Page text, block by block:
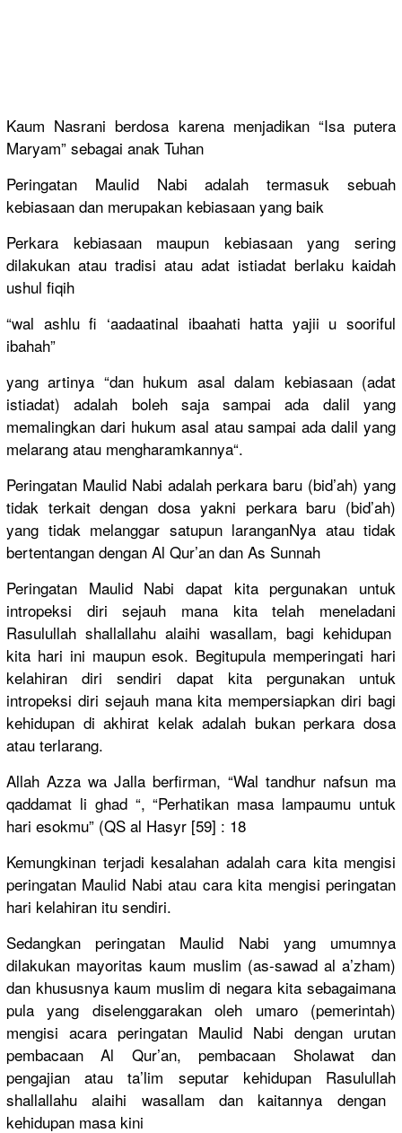
Kaum Nasrani berdosa karena menjadikan“Isa putera
Maryam” sebagai anak Tuhan
Peringatan Maulid Nabi adalah termasuk sebuah
kebiasaan dan merupakan kebiasaan yang baik
Perkara kebiasaan maupun kebiasaan yang sering
dilakukan atau tradisi atau adat istiadat berlaku kaidah
ushul fiqih
“wal ashlu fi ‘aadaatinal ibaahati hatta yajii u sooriful
ibahah”
yang artinya “dan hukum asal dalam kebiasaan (adat
istiadat) adalah boleh saja sampai ada dalil yang
memalingkan dari hukum asal atau sampai ada dalil yang
melarang atau mengharamkannya“.
Peringatan Maulid Nabi adalah perkara baru (bid’ah) yang
tidak terkait dengan dosa yakni perkara baru (bid’ah)
yang tidak melanggar satupun laranganNya atau tidak
bertentangan dengan Al Qur’an dan As Sunnah
Peringatan Maulid Nabi dapat kita pergunakan untuk
intropeksi diri sejauh mana kita telah meneladani
Rasulullah shallallahu alaihi wasallam, bagi kehidupan
kita hari ini maupun esok. Begitupula memperingati hari
kelahiran diri sendiri dapat kita pergunakanuntuk
intropeksi diri sejauh mana kita mempersiapkan diri bagi
kehidupan di akhirat kelak adalah bukan perkara dosa
atau terlarang.
Allah Azza wa Jalla berfirman, “Wal tandhur nafsun ma
qaddamat li ghad “, “Perhatikan masa lampaumu untuk
hari esokmu” (QS al Hasyr [59] : 18
Kemungkinan terjadi kesalahan adalah cara kita mengisi
peringatan Maulid Nabi atau cara kita mengisi peringatan
hari kelahiran itu sendiri.
Sedangkan peringatan Maulid Nabi yang umumnya
dilakukan mayoritas kaum muslim (as-sawad al a’zham)
dan khususnya kaum muslim di negara kita sebagaimana
pula yang diselenggarakan oleh umaro (pemerintah)
mengisi acara peringatan Maulid Nabi dengan urutan
pembacaan Al Qur’an, pembacaan Sholawat dan
pengajian atau ta’lim seputar kehidupan Rasulullah
shallallahu alaihi wasallam dan kaitannya dengan
kehidupan masa kini